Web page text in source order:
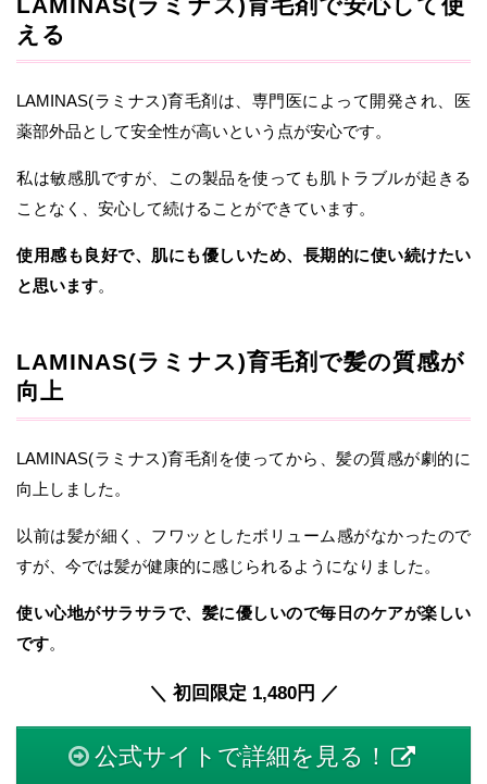
える
LAMINAS(ラミナス)育毛剤は、専門医によって開発され、医
薬部外品として安全性が高いという点が安心です。
私は敏感肌ですが、この製品を使っても肌トラブルが起きる
ことなく、安心して続けることができています。
使用感も良好で、肌にも優しいため、長期的に使い続けたい
と思います。
LAMINAS(ラミナス)育毛剤で髪の質感が
向上
LAMINAS(ラミナス)育毛剤を使ってから、髪の質感が劇的に
向上しました。
以前は髪が細く、フワッとしたボリューム感がなかったので
すが、今では髪が健康的に感じられるようになりました。
使い心地がサラサラで、髪に優しいので毎日のケアが楽しい
です。
＼ 初回限定 1,480円 ／
公式サイトで詳細を見る！